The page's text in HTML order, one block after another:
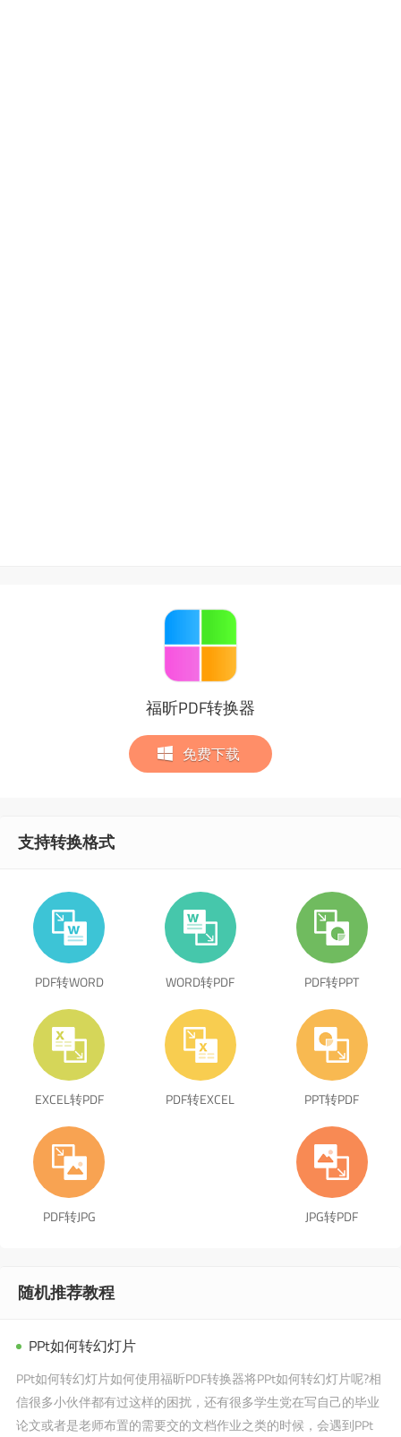
福昕PDF转换器
免费下载
支持转换格式
PDF转WORD WORD转PDF PDF转PPT
EXCEL转PDF PDF转EXCEL PPT转PDF
PDF转JPG JPG转PDF
随机推荐教程
PPt如何转幻灯片
PPt如何转幻灯片如何使用福昕PDF转换器将PPt如何转幻灯片呢?相
信很多小伙伴都有过这样的困扰，还有很多学生党在写自己的毕业
论文或者是老师布置的需要交的文档作业之类的时候，会遇到PPt